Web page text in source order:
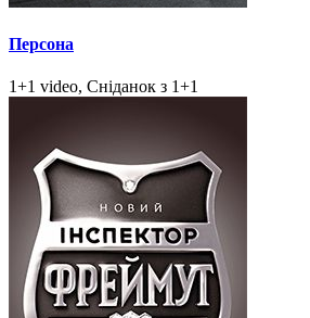
Персона
1+1 video, Сніданок з 1+1